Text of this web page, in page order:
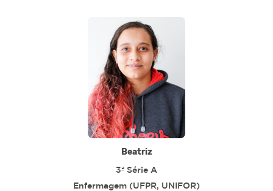
Beatriz
3ª Série A
Enfermagem (UFPR, UNIFOR)